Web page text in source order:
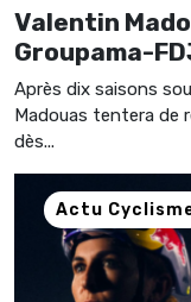
Valentin
Groupama-
Après dix saisons
Madouas tentera de
dès...
Actu